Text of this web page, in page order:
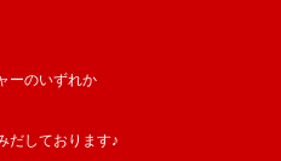
ーのいずれか
だしております♪